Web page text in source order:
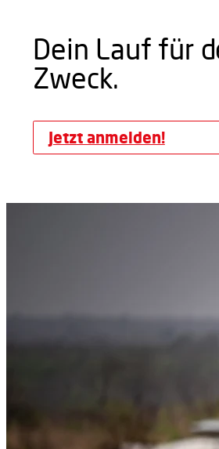
Dein Lauf für
Zweck.
Jetzt anmelden!